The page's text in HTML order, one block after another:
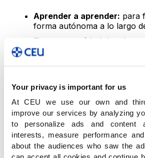
Your privacy is important for us
At CEU we use our own and
improve our services by analyzing
to personalize ads and content
interests, measure performance
about the audiences who saw the
Aprender a aprender: para
forma autónoma a lo largo
Tener capacidad de
desenvolverse con éxito en
mismo para conseguir un
negociar.
Toma de decisiones:ser
decisiones de forma
riesgos y solventar errores.